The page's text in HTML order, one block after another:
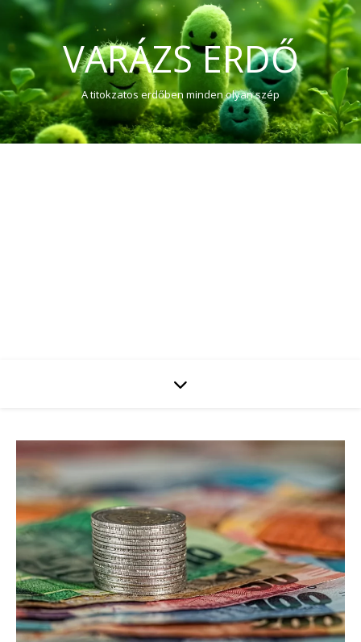
VARÁZS ERDŐ
A titokzatos erdőben minden olyan szép